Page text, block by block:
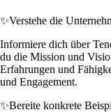
✨Verstehe die
Informiere dich über
du die Mission und
Erfahrungen und
und Engagement.
✨Bereite konkrete